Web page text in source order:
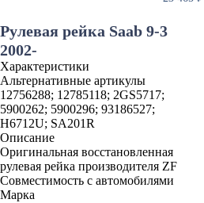
Рулевая рейка Saab 9-3
2002-
Характеристики
Альтернативные артикулы
12756288; 12785118; 2GS5717;
5900262; 5900296; 93186527;
H6712U; SA201R
Описание
Оригинальная восстановленная
рулевая рейка производителя ZF
Совместимость с автомобилями
Марка